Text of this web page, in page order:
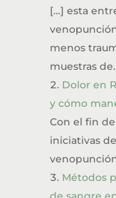
[…] esta
menos
muestras
Dolor en
y cómo
Con el fin
iniciativas
Métodos